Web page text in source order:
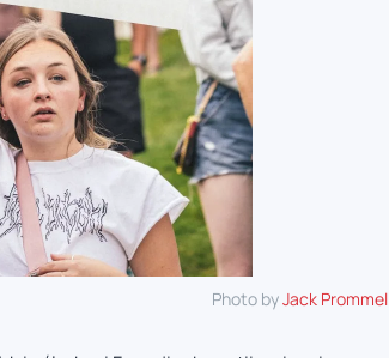
Photo byJack Prommel